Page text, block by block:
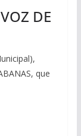
DE
que